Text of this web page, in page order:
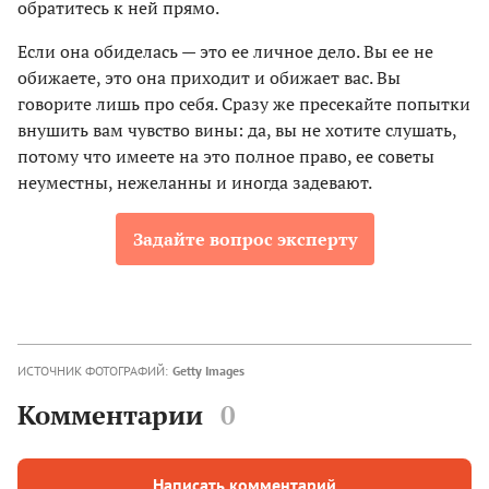
обратитесь к ней прямо.
Если она обиделась — это ее личное дело. Вы ее не
обижаете, это она приходит и обижает вас. Вы
говорите лишь про себя. Сразу же пресекайте попытки
внушить вам чувство вины: да, вы не хотите слушать,
потому что имеете на это полное право, ее советы
неуместны, нежеланны и иногда задевают.
Задайте вопрос эксперту
ИСТОЧНИК ФОТОГРАФИЙ: Getty Images
Комментарии 0